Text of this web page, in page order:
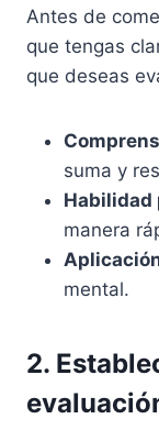
Antes de
que tengas
que deseas
suma y
Habilidad
manera
mental.
2.